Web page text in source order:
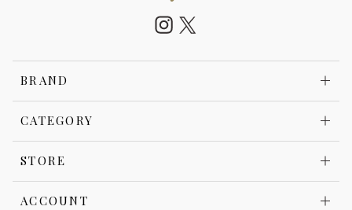
BRAND
CATEGORY
STORE
ACCOUNT